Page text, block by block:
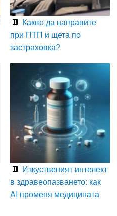
Какво да направите
при ПТП и щета по
застраховка?
Изкуственият интелект
в здравеопазването: как
AI променя медицината